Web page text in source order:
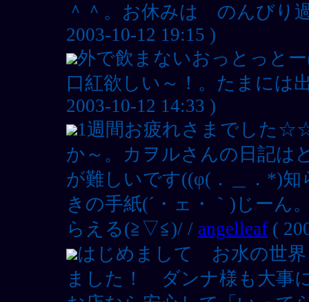
＾＾。お休みは のんびり
2003-10-12 19:15 )
外で飲まないおっとっと
口紅欲しい～！。たまには
2003-10-12 14:33 )
1週間お疲れさまでした
か～。カヲルさんの日記は
が難しいです((φ(．＿．*)
きの手紙(´・ェ・｀)じーん
らえる(≧▽≦)/ / angelleaf(
はじめまして お水の世
ました！ ダンナ様も大事